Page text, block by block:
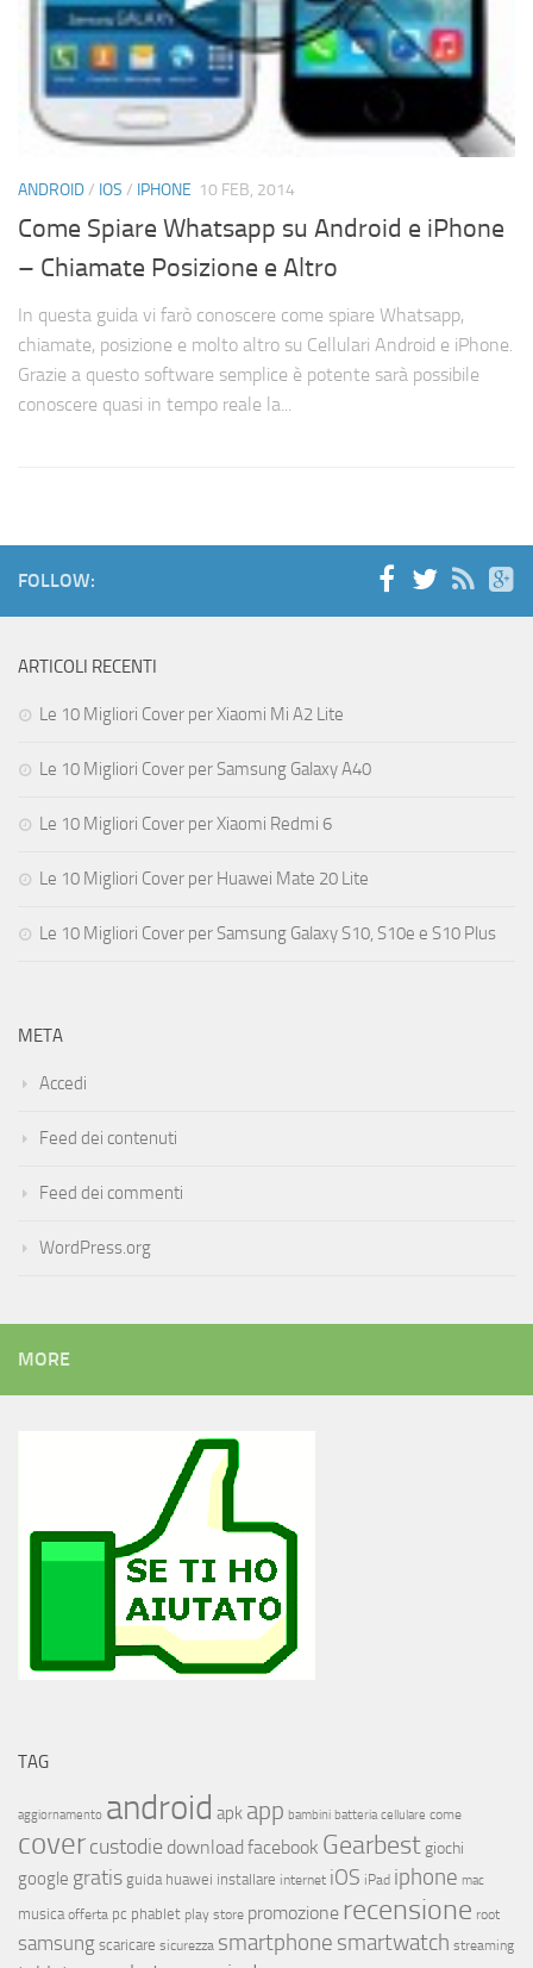
ANDROID/ IOS / IPHONE 10 FEB, 2014
Come Spiare Whatsapp su Android e iPhone
– Chiamate Posizione e Altro
In questa guida vi farò conoscere come spiare Whatsapp,
chiamate, posizione e molto altro su Cellulari Android e iPhone.
Grazie a questo software semplice è potente sarà possibile
conoscere quasi in tempo reale la...
FOLLOW:
ARTICOLI RECENTI
Le 10 Migliori Cover per Xiaomi Mi A2 Lite
Le 10 Migliori Cover per Samsung Galaxy A40
Le 10 Migliori Cover per Xiaomi Redmi 6
Le 10 Migliori Cover per Huawei Mate 20 Lite
Le 10 Migliori Cover per Samsung Galaxy S10, S10e e S10 Plus
META
Accedi
Feed dei contenuti
Feed dei commenti
WordPress.org
MORE
TAG
aggiornamento android apk app bambini batteria cellulare come
covercustodie download facebook Gearbest giochi
google gratis guida huawei installare internet iOS iPad iphone mac
musica offerta pc phablet play store promozione recensione root
samsungscaricare sicurezza smartphone smartwatch streaming